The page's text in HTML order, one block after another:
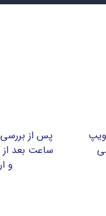
ویپ
ساعت بعد
و